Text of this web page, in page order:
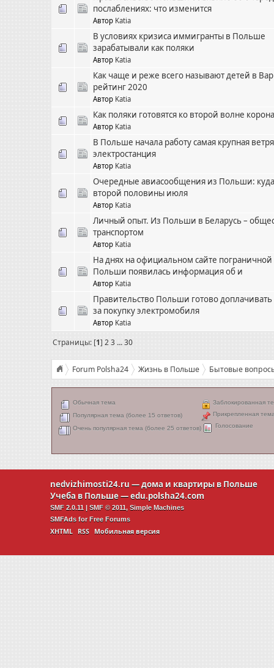
послаблениях: что изменится
Автор Katia
В условиях кризиса иммигранты в Польше
зарабатывали как поляки
Автор Katia
Как чаще и реже всего называют детей в
рейтинг 2020
Автор Katia
Как поляки готовятся ко второй волне
Автор Katia
В Польше начала работу самая крупная
электростанция
Автор Katia
Очередные авиасообщения из Польши:
второй половины июля
Автор Katia
Личный опыт. Из Польши в Беларусь –
транспортом
Автор Katia
На днях на официальном сайте
Польши появилась информация об и
Автор Katia
Правительство Польши готово
за покупку электромобиля
Автор Katia
Страницы: [1] 23...30
Forum Polsha24 Жизнь в Польше Бытовые
Обычная тема
Популярная тема (более 15 ответов)
Очень популярная тема (более 25 ответов)
Заблокированная
Прикрепленная
Голосование
nedvizhimosti24.ru — дома и квартиры в Польше
Учеба в Польше —edu.polsha24.com
SMF 2.0.11 | SMF © 2011, Simple Machines
SMFAds for Free Forums
XHTML RSS Мобильная версия